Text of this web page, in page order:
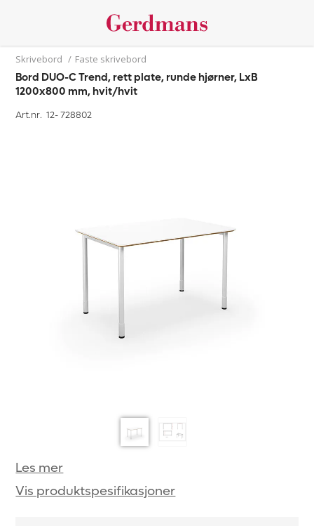
Skrivebord / Faste skrivebord
Bord DUO-C Trend, rett plate, runde hjørner, LxB
1200x800 mm, hvit/hvit
Art.nr. 12-728802
Les mer
Vis produktspesifikasjoner